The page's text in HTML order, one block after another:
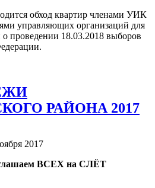
обход квартир членами УИК
управляющих организаций для
проведении 18.03.2018 выборов
РАЙОНА 2017
2017
ВСЕХ на СЛЁТ